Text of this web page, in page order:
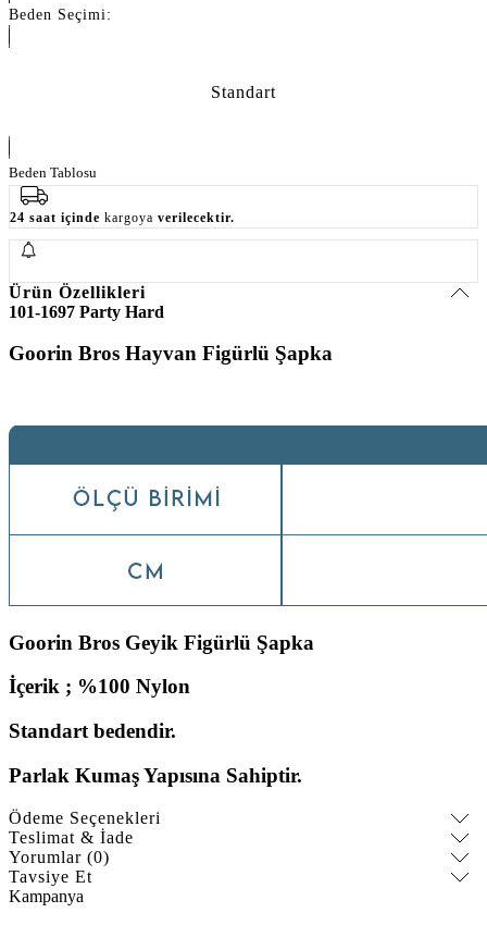
Beden Seçimi:
Standart
Beden Tablosu
24 saat içinde kargoya verilecektir.
Ürün Özellikleri
101-1697 Party Hard
Goorin Bros Hayvan Figürlü Şapka
Goorin Bros Geyik Figürlü Şapka
İçerik ; %100 Nylon
Standart bedendir.
Parlak Kumaş Yapısına Sahiptir.
Ödeme Seçenekleri
Teslimat & İade
Yorumlar (0)
Tavsiye Et
Kampanya